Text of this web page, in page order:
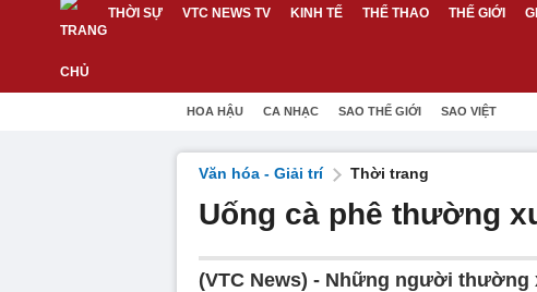
THỜI SỰ VTC NEWS TV KINH TẾ THỂ THAO THẾ GIỚI
HOA HẬU CA NHẠC SAO THẾ GIỚI SAO VIỆT
Văn hóa - Giải trí Thời trang
Uống cà phê thường
(VTC News) - Những người thường